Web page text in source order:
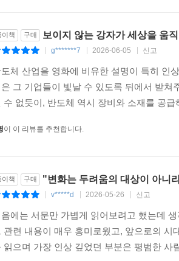
이책 구매 보이지 않는 강자가 세상을 움
g*******7 2026-06-05 신고
도체 산업을 영화에 비유한 설명이 특히 인
은 그 기업들이 빛날 수 있도록 뒤에서 받쳐
수 없듯이, 반도체 역시 장비와 소재를 공
이 이 리뷰를 추천합니다.
이책 구매 "변화는 두려움의 대상이 아니
v*****d 2026-05-26 신고
음에는 서문만 가볍게 읽어보려고 했는데
관련 내용이 매우 흥미로웠고, 앞으로의
읽으며 가장 인상 깊었던 부분은 평범한